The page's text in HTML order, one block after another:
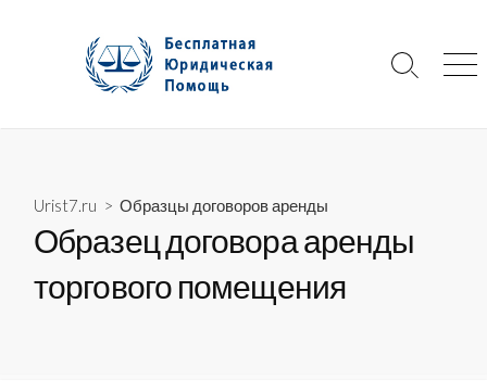
Search
Urist7.ru > Образцы договоров аренды
Образец договора аренды
торгового помещения